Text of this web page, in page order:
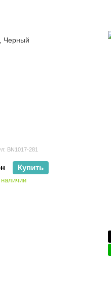
BN1017-281
Купить